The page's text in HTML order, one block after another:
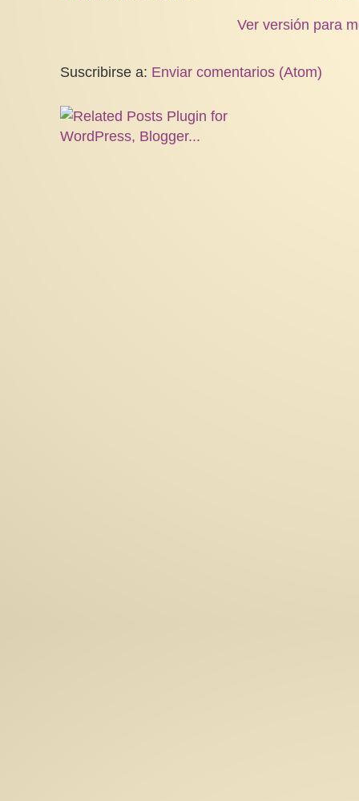
Ver versión para
Suscribirse a: Enviar comentarios (Atom)